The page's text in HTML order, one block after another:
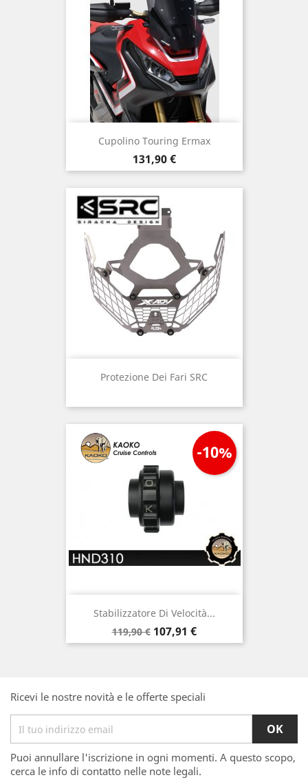
Cupolino Touring Ermax
Prezzo
131,90 €
Protezione Dei Fari SRC
Stabilizzatore Di Velocità...
Prezzo
base
119,90 €
-10%
Prezzo
107,91 €
Ricevi le nostre novità e le offerte speciali
Puoi annullare l'iscrizione in ogni momenti. A questo scopo,
cerca le info di contatto nelle note legali.